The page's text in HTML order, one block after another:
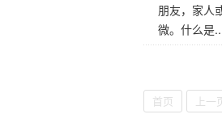
朋友，家人
微。什么是
首页 上一